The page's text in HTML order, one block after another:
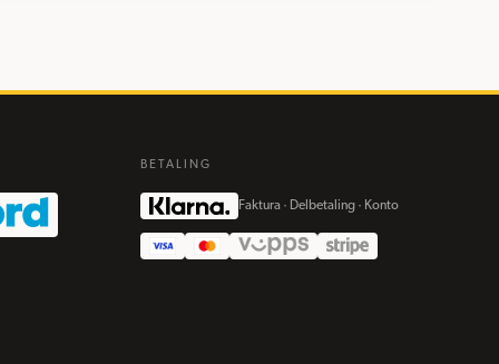
BETALING
Faktura · Delbetaling · Konto